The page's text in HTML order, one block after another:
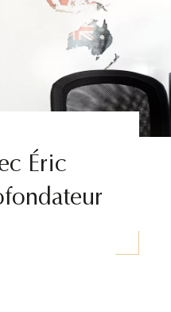
Éric